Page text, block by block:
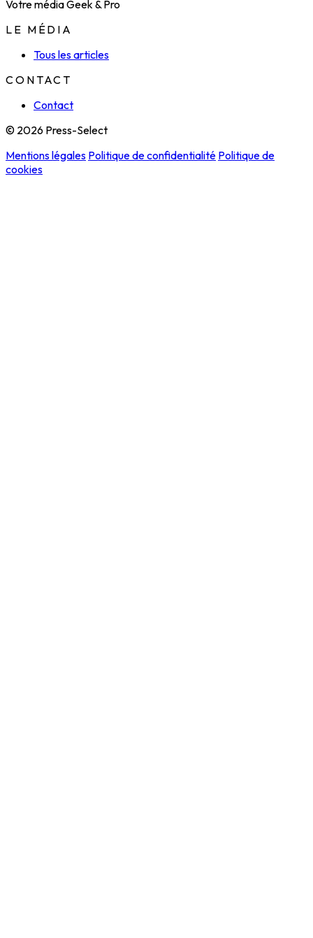
Votre média Geek & Pro
LE MÉDIA
Tous les articles
CONTACT
Contact
© 2026 Press-Select
Mentions légales Politique de confidentialité Politique de
cookies